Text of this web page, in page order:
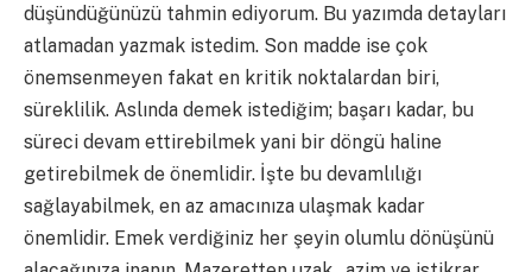
düşündüğünüzü tahmin ediyorum. Bu yazımda detayları
atlamadan yazmak istedim. Son madde ise çok
önemsenmeyen fakat en kritik noktalardan biri,
süreklilik. Aslında demek istediğim; başarı kadar, bu
süreci devam ettirebilmek yani bir döngü haline
getirebilmek de önemlidir. İşte bu devamlılığı
sağlayabilmek, en az amacınıza ulaşmak kadar
önemlidir. Emek verdiğiniz her şeyin olumlu dönüşünü